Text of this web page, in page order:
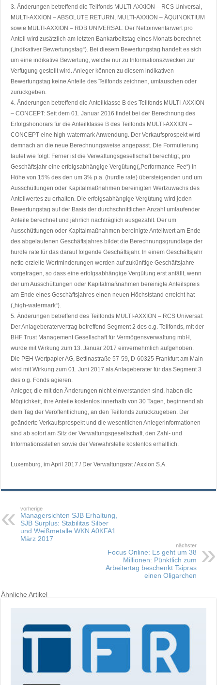
3. Änderungen betreffend die Teilfonds MULTI-AXXION – RCS Universal,
MULTI-AXXION – ABSOLUTE RETURN, MULTI-AXXION – ÄQUINOKTIUM
sowie MULTI-AXXION – RDB UNIVERSAL: Der Nettoinventarwert pro
Anteil wird zusätzlich am letzten Bankarbeitstag eines Monats berechnet
(„indikativer Bewertungstag“). Bei diesem Bewertungstag handelt es sich
um eine indikative Bewertung, welche nur zu Informationszwecken zur
Verfügung gestellt wird. Anleger können zu diesem indikativen
Bewertungstag keine Anteile des Teilfonds zeichnen, umtauschen oder
zurückgeben.
4. Änderungen betreffend die Anteilklasse B des Teilfonds MULTI-AXXION
– CONCEPT: Seit dem 01. Januar 2016 findet bei der Berechnung des
Erfolgshonorars für die Anteilklasse B des Teilfonds MULTI-AXXION –
CONCEPT eine high-watermark Anwendung. Der Verkaufsprospekt wird
demnach an die neue Berechnungsweise angepasst. Die Formulierung
lautet wie folgt: Ferner ist die Verwaltungsgesellschaft berechtigt, pro
Geschäftsjahr eine erfolgsabhängige Vergütung(„Performance-Fee“) in
Höhe von 15% des den um 3% p.a. (hurdle rate) übersteigenden und um
Ausschüttungen oder Kapitalmaßnahmen bereinigten Wertzuwachs des
Anteilwertes zu erhalten. Die erfolgsabhängige Vergütung wird jeden
Bewertungstag auf der Basis der durchschnittlichen Anzahl umlaufender
Anteile berechnet und jährlich nachträglich ausgezahlt. Der um
Ausschüttungen oder Kapitalmaßnahmen bereinigte Anteilwert am Ende
des abgelaufenen Geschäftsjahres bildet die Berechnungsgrundlage der
hurdle rate für das darauf folgende Geschäftsjahr. In einem Geschäftsjahr
netto erzielte Wertminderungen werden auf zukünftige Geschäftsjahre
vorgetragen, so dass eine erfolgsabhängige Vergütung erst anfällt, wenn
der um Ausschüttungen oder Kapitalmaßnahmen bereinigte Anteilspreis
am Ende eines Geschäftsjahres einen neuen Höchststand erreicht hat
(„high-watermark“).
5. Änderungen betreffend des Teilfonds MULTI-AXXION – RCS Universal:
Der Anlageberatervertrag betreffend Segment 2 des o.g. Teilfonds, mit der
BHF Trust Management Gesellschaft für Vermögensverwaltung mbH,
wurde mit Wirkung zum 13. Januar 2017 einvernehmlich aufgehoben.
Die PEH Wertpapier AG, Bettinastraße 57-59, D-60325 Frankfurt am Main
wird mit Wirkung zum 01. Juni 2017 als Anlageberater für das Segment 3
des o.g. Fonds agieren.
Anleger, die mit den Änderungen nicht einverstanden sind, haben die
Möglichkeit, ihre Anteile kostenlos innerhalb von 30 Tagen, beginnend ab
dem Tag der Veröffentlichung, an den Teilfonds zurückzugeben. Der
geänderte Verkaufsprospekt und die wesentlichen Anlegerinformationen
sind ab sofort am Sitz der Verwaltungsgesellschaft, den Zahl- und
Informationsstellen sowie der Verwahrstelle kostenlos erhältlich.
Luxemburg, im April 2017 / Der Verwaltungsrat / Axxion S.A.
vorherige
Managersichten SJB Erhaltung,
SJB Surplus: Stabilitas Silber
und Weißmetalle WKN A0KFA1
März 2017
nächster
Focus Online: Es geht um 38
Millionen: Pünktlich zum
Arbeitertag beschenkt Tsipras
einen Oligarchen
Ähnliche Artikel